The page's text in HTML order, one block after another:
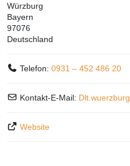
Würzburg
Bayern
97076
Deutschland
Telefon:0931 – 452 486 20
Kontakt-E-Mail: Dlt.wuerzburg
Website